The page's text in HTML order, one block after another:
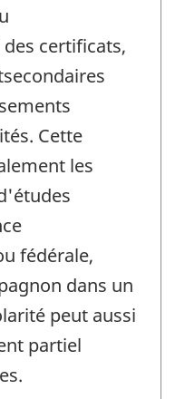
certificats,
Cette
les
fédérale,
dans un
peut aussi
partiel